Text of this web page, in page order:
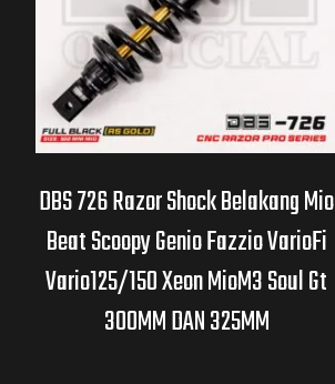
DBS 726 Razor Shock Belakang Mio
Beat Scoopy Genio Fazzio VarioFi
Vario125/150 Xeon MioM3 Soul Gt
300MM DAN 325MM